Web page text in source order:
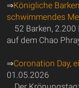
⇒Königliche
schwimmendes
52 Barken,
auf dem Chao
⇒Coronation Day,
01.05.2026